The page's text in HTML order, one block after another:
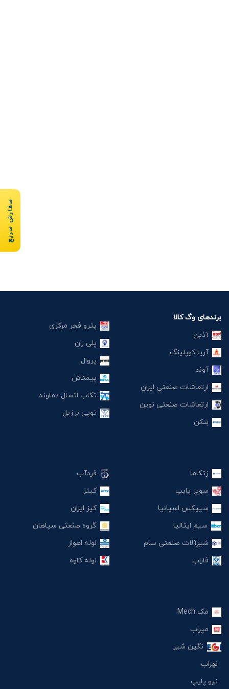
برندهای وگ کالا
آذین
آریا کوپلینگ
آوند
ارتعاشات صنعتی ایران
ارتعاشات صنعتی نوین
بنکن
پترو فجر مرکزی
پلی ران
پروال
پیمتاش
تکاب اتصال دماوند
توپی برزیل
زتکاما
سوپر پایپ
سیپکس اسپانیا
سیم ایتالیا
شیرآلات صنعتی سام
فاراب
فردآب
کیتز
کیز ایران
گروه صنعتی سپاهان
لوله اهواز
لوله کاوه
مک Mech
میراب
نگین شیر
نهراب
نیو پایپ
سفارش سریع